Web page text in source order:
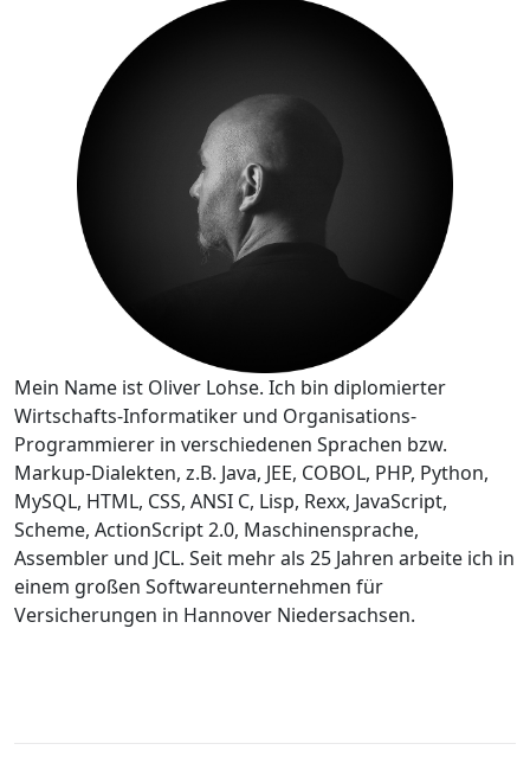
Mein Name ist Oliver Lohse. Ich bin diplomierter
Wirtschafts-Informatiker und Organisations-
Programmierer in verschiedenen Sprachen bzw.
Markup-Dialekten, z.B. Java, JEE, COBOL, PHP, Python,
MySQL, HTML, CSS, ANSI C, Lisp, Rexx, JavaScript,
Scheme, ActionScript 2.0, Maschinensprache,
Assembler und JCL. Seit mehr als 25 Jahren arbeite ich in
einem großen Softwareunternehmen für
Versicherungen in Hannover Niedersachsen.